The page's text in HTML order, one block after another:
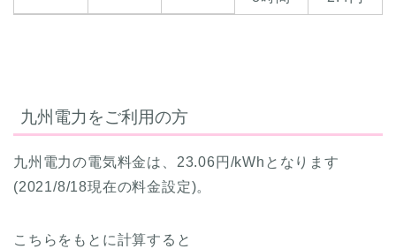
九州電力をご利用の方
九州電力の電気料金は、23.06円/kWhとなります
(2021/8/18現在の料金設定)。
こちらをもとに計算すると